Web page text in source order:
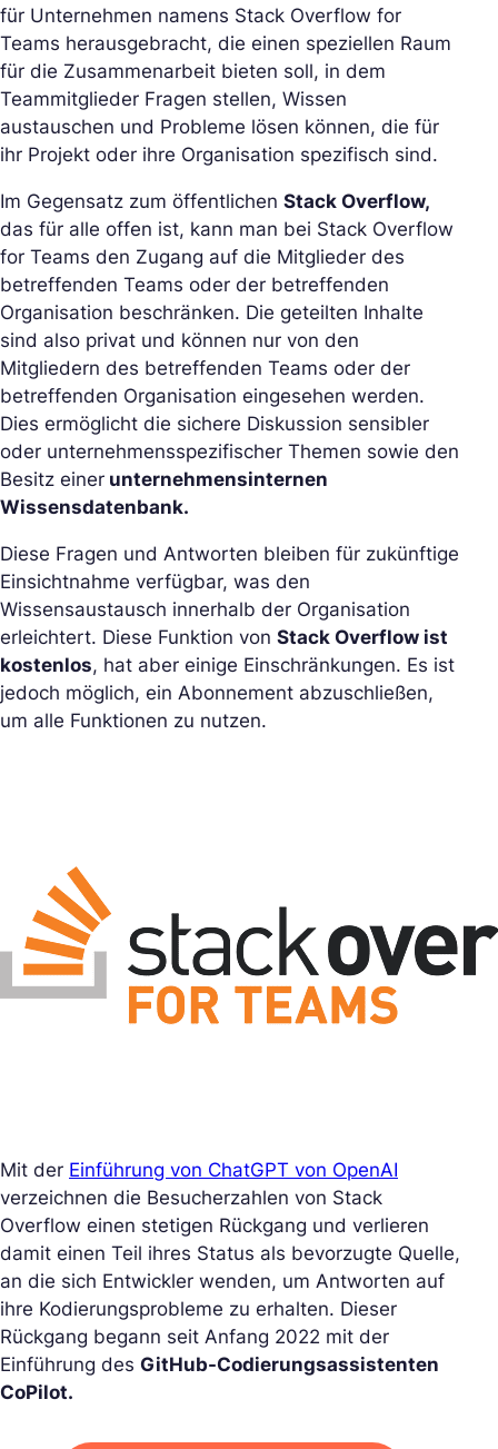
für Unternehmen namens Stack Overflow for
Teams herausgebracht, die einen speziellen Raum
für die Zusammenarbeit bieten soll, in dem
Teammitglieder Fragen stellen, Wissen
austauschen und Probleme lösen können, die für
ihr Projekt oder ihre Organisation spezifisch sind.
Im Gegensatz zum öffentlichen Stack Overflow,
das für alle offen ist, kann man bei Stack Overflow
for Teams den Zugang auf die Mitglieder des
betreffenden Teams oder der betreffenden
Organisation beschränken. Die geteilten Inhalte
sind also privat und können nur von den
Mitgliedern des betreffenden Teams oder der
betreffenden Organisation eingesehen werden.
Dies ermöglicht die sichere Diskussion sensibler
oder unternehmensspezifischer Themen sowie den
Besitz einer unternehmensinternen
Wissensdatenbank.
Diese Fragen und Antworten bleiben für zukünftige
Einsichtnahme verfügbar, was den
Wissensaustausch innerhalb der Organisation
erleichtert. Diese Funktion von Stack Overflow ist
kostenlos, hat aber einige Einschränkungen. Es ist
jedoch möglich, ein Abonnement abzuschließen,
um alle Funktionen zu nutzen.
Mit der Einführung von ChatGPT von OpenAI
verzeichnen die Besucherzahlen von Stack
Overflow einen stetigen Rückgang und verlieren
damit einen Teil ihres Status als bevorzugte Quelle,
an die sich Entwickler wenden, um Antworten auf
ihre Kodierungsprobleme zu erhalten. Dieser
Rückgang begann seit Anfang 2022 mit der
Einführung des GitHub-Codierungsassistenten
CoPilot.